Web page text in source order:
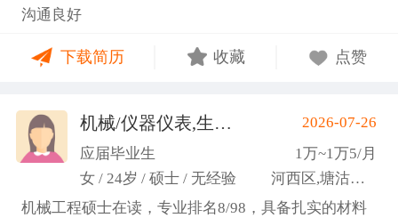
沟通良好
下载简历 收藏 点赞
机械/仪器仪表,生产管理/研发 (高蕾)
2026-07-26
应届毕业生
1万~1万5/月
女 / 24岁 / 硕士 / 无经验
河西区,塘沽区,东丽区
机械工程硕士在读，专业排名8/98，具备扎实的材料